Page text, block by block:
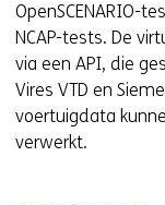
OpenSCENARIO-
NCAP-tests. De
via een API, die
Vires VTD en
voertuigdata
verwerkt.